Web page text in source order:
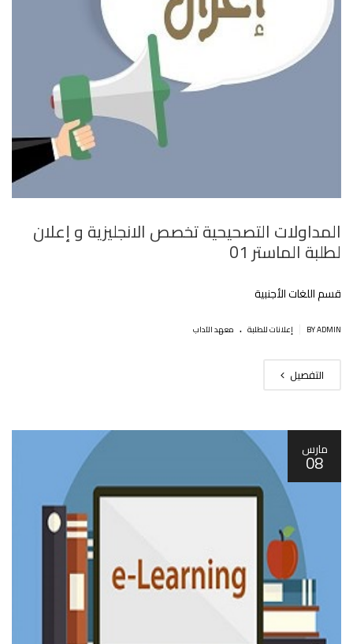
المداولات التصحيحية تخصص الانجليزية و إعلان
لطلبة الماستر 01
قسم اللغات الأجنبية
BY ADMIN إعلانات للطلبة . معهد الآداب
التفصيل
مارس
08